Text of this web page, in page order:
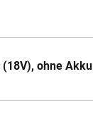
ohne Akku